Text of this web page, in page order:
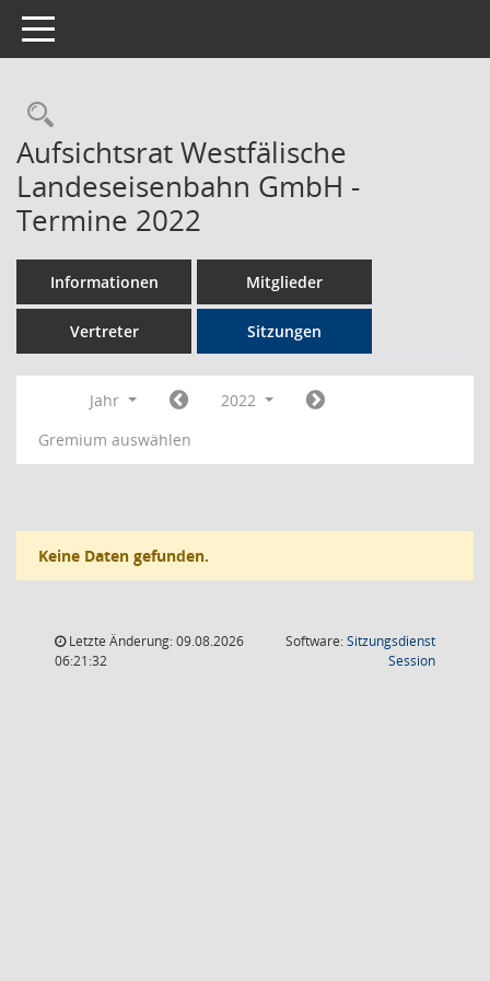
Toggle navigation
Rechercheauswahl
Aufsichtsrat Westfälische
Landeseisenbahn GmbH -
Termine 2022
Informationen Mitglieder
Vertreter Sitzungen
Jahr
2022
Gremium auswählen
Keine Daten gefunden.
Letzte Änderung: 09.08.2026
06:21:32
Software:Sitzungsdienst
Session(Wird in